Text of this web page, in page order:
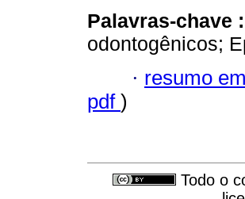
Palavras-chave :
odontogênicos;
· resumo
pdf )
Todo o